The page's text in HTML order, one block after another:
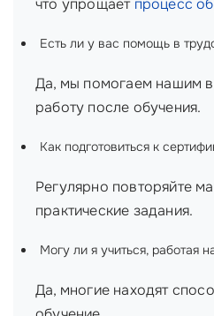
что упрощает процесс
Есть ли у вас помощь в
Да, мы помогаем нашим
работу после обучения.
Как подготовиться к
Регулярно повторяйте
практические задания.
Могу ли я учиться, работая
Да, многие находят